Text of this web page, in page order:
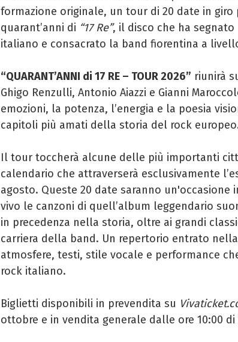
formazione originale, un tour di 20 date in giro
quarant’anni di “17 Re”, il disco che ha
italiano e consacrato la band fiorentina a
“QUARANT’ANNI di 17 RE – TOUR 2026” riunirà
Ghigo Renzulli, Antonio Aiazzi e Gianni
emozioni, la potenza, l’energia e la poesia
capitoli più amati della storia del rock
Il tour toccherà alcune delle più importanti
calendario che attraverserà esclusivamente
agosto. Queste 20 date saranno
vivo le canzoni di quell’album leggendario
in precedenza nella storia, oltre ai grandi
carriera della band. Un repertorio entrato
atmosfere, testi, stile vocale e performance
rock italiano.
Biglietti disponibili in prevendita su
ottobre e in vendita generale dalle ore 10:00